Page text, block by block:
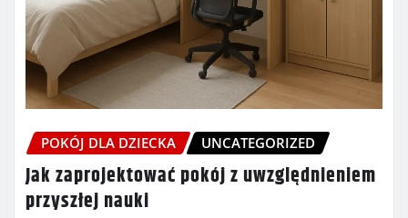
POKÓJ DLA DZIECKA UNCATEGORIZED
Jak zaprojektować pokój z uwzględnieniem
przyszłej nauki